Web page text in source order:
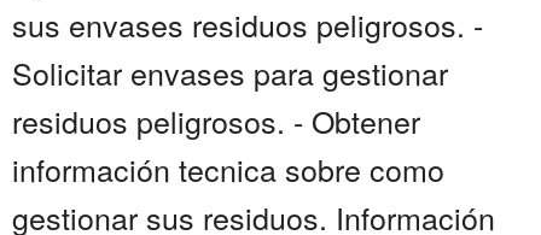
sus envases residuos peligrosos. -
Solicitar envases para gestionar
residuos peligrosos. - Obtener
información tecnica sobre como
gestionar sus residuos. Información